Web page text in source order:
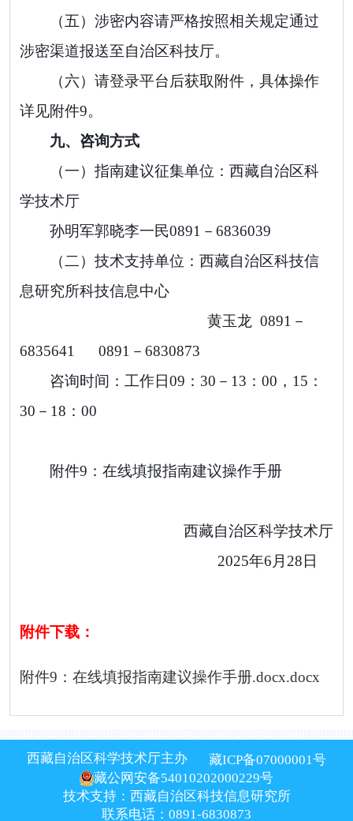
（五） 涉密内容请严格按照相关规定通过
涉密渠道报送至自治区科技厅。
（六） 请登录平台后获取附件，具体操作
详见附件9。
九、 咨询方式
（一） 指南建议征集单位：西藏自治区科
学技术厅
孙明军郭晓李一民0891－6836039
（二） 技术支持单位： 西藏自治区科技信
息研究所科技信息中心
黄玉龙 0891－
6835641
0891－6830873
咨询时间：工作日09 ： 30－13 ： 00 ， 15 ：
30－18 ： 00
附件9：在线填报指南建议操作手册
西藏自治区科学技术厅
2025年6 月 28日
附件下载：
附件9：在线填报指南建议操作手册.docx.docx
西藏自治区科学技术厅主办
藏ICP备07000001号
藏公网安备54010202000229号
技术支持：西藏自治区科技信息研究所
联系电话：0891-6830873